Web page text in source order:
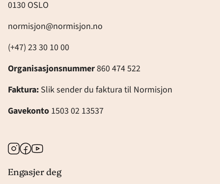
0130 OSLO
normisjon@normisjon.no
(+47) 23 30 10 00
Organisasjonsnummer860 474 522
Faktura: Slik sender du faktura til Normisjon
Gavekonto 1503 02 13537
Instagram
Facebook
Youtube
Engasjer deg